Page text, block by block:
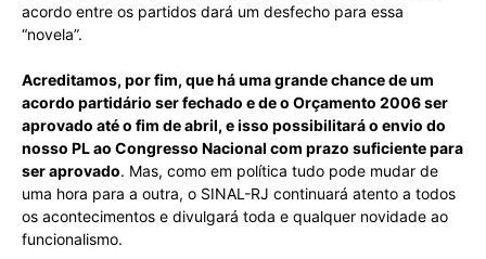
acordo entre os partidos dará um desfecho para essa
“novela”.
Acreditamos, por fim, que há uma grande chance de um
acordo partidário ser fechado e de o Orçamento 2006 ser
aprovado até o fim de abril, e isso possibilitará o envio do
nosso PL ao Congresso Nacional com prazo suficiente para
ser aprovado. Mas, como em política tudo pode mudar de
uma hora para a outra, o SINAL-RJ continuará atento a todos
os acontecimentos e divulgará toda e qualquer novidade ao
funcionalismo.